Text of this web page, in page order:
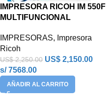
IMPRESORA RICOH IM 550F
MULTIFUNCIONAL
IMPRESORAS, Impresora
Ricoh
US$2,250.00 US$ 2,150.00
s/ 7568.00
AÑADIR AL CARRITO